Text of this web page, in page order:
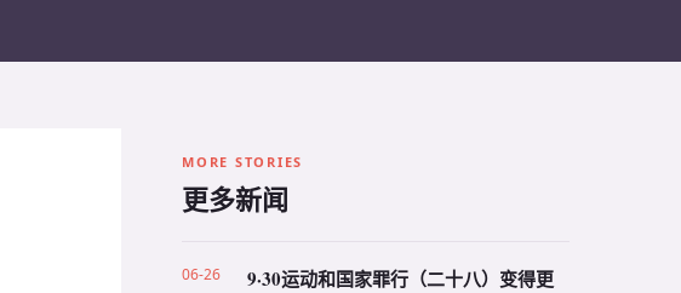
MORE STORIES
更多新闻
06-26
9·30运动和国家罪行（二十八）变得更